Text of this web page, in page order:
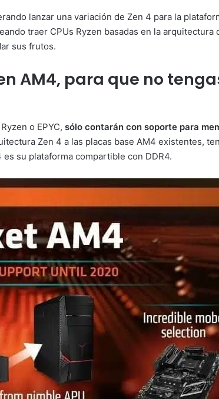
lanzar una variación de Zen 4 para la
traer CPUs Ryzen basadas en la
sus frutos.
AM4, para que no
o EPYC, sólo contarán con soporte para
Zen 4 a las placas base AM4 existentes,
su plataforma compartible con DDR4.